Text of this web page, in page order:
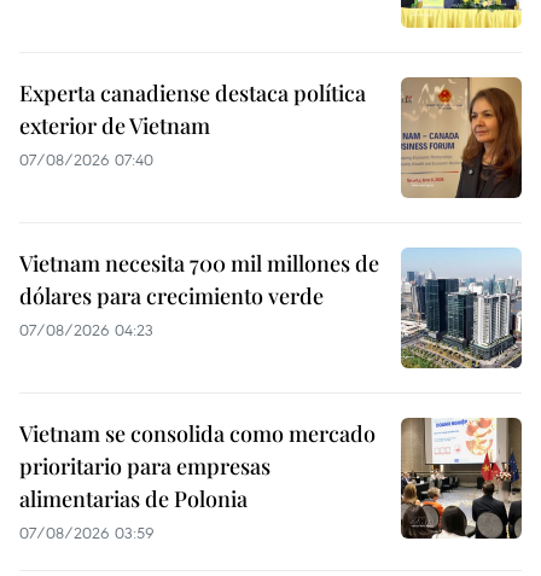
Experta canadiense destaca política
exterior de Vietnam
07/08/2026 07:40
Vietnam necesita 700 mil millones de
dólares para crecimiento verde
07/08/2026 04:23
Vietnam se consolida como mercado
prioritario para empresas
alimentarias de Polonia
07/08/2026 03:59